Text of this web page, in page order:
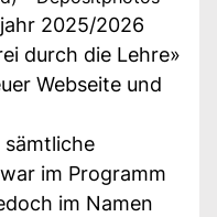
2025/2026
durch die Lehre»
Webseite und
sämtliche
im Programm
im Namen